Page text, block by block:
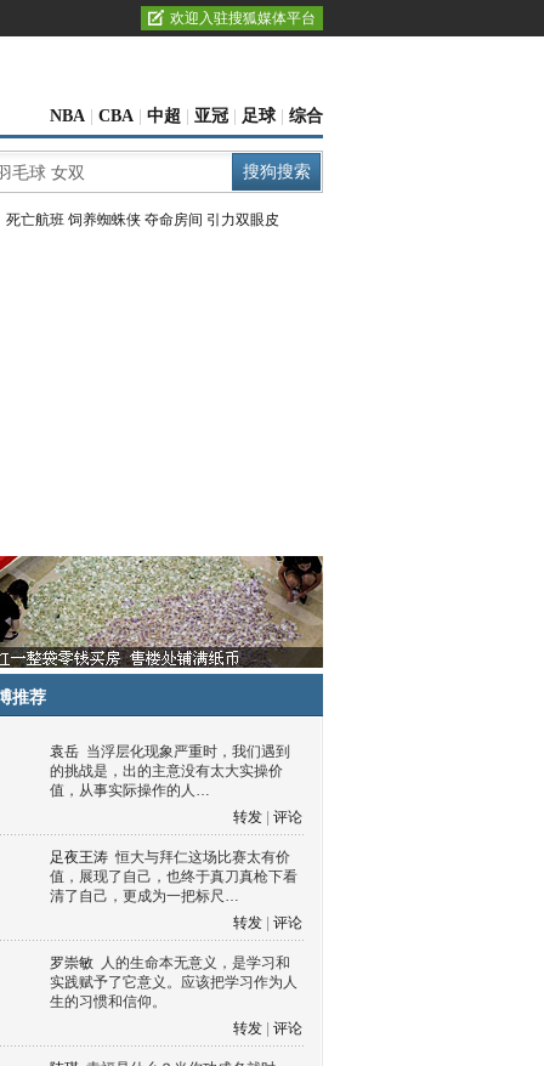
欢迎入驻搜狐媒体平台
NBA CBA 中超 亚冠 足球 综合
死亡航班 饲养蜘蛛侠 夺命房间 引力双眼皮
推荐
袁岳 当浮层化现象严重时，我们遇到
的挑战是，出的主意没有太大实操价
值，从事实际操作的人…
转发
评论
足夜王涛 恒大与拜仁这场比赛太有价
值，展现了自己，也终于真刀真枪下看
清了自己，更成为一把标尺…
转发
评论
罗崇敏 人的生命本无意义，是学习和
实践赋予了它意义。应该把学习作为人
生的习惯和信仰。
转发
评论